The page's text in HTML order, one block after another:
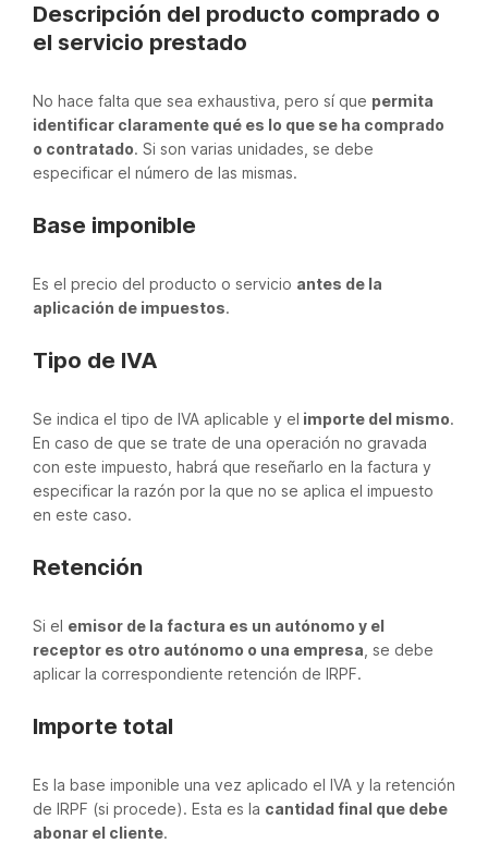
Descripción del producto comprado o
el servicio prestado
No hace falta que sea exhaustiva, pero sí que permita
identificar claramente qué es lo que se ha comprado
o contratado. Si son varias unidades, se debe
especificar el número de las mismas.
Base imponible
Es el precio del producto o servicio antes de la
aplicación de impuestos.
Tipo de IVA
Se indica el tipo de IVA aplicable y el importe del mismo.
En caso de que se trate de una operación no gravada
con este impuesto, habrá que reseñarlo en la factura y
especificar la razón por la que no se aplica el impuesto
en este caso.
Retención
Si el emisor de la factura es un autónomo y el
receptor es otro autónomo o una empresa , se debe
aplicar la correspondiente retención de IRPF.
Importe total
Es la base imponible una vez aplicado el IVA y la retención
de IRPF (si procede). Esta es la cantidad final que debe
abonar el cliente.